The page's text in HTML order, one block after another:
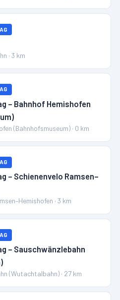
·3 km
– Bahnhof Hemishofen
(Bahnhofsmuseum) · 0 km
– Schienenvelo Ramsen–
·3 km
– Sauschwänzlebahn
(Wutachtalbahn) · 27 km